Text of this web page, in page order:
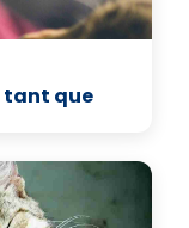
tant que